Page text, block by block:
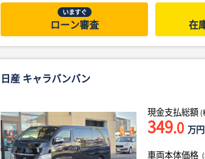
いますぐ
ローン審査 在
日産 キャラバンバン
現金支払総額 (
349.0 万円
車両本体価格